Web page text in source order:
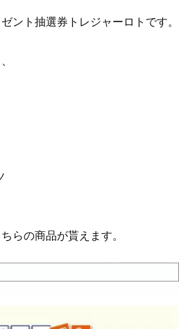
ント抽選券トレジャーロトです。
らの商品が貰えます。